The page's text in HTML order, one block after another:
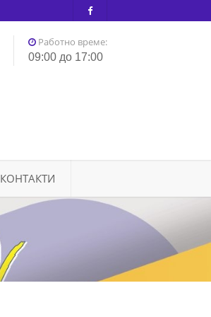
Работно време:
09:00 до 17:00
КОНТАКТИ